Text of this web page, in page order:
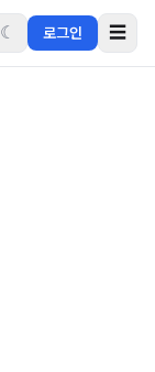
☾ 로그인 ☰